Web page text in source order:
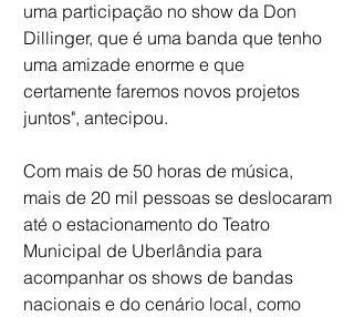
uma participação no show da Don
Dillinger, que é uma banda que tenho
uma amizade enorme e que
certamente faremos novos projetos
juntos", antecipou.
Com mais de 50 horas de música,
mais de 20 mil pessoas se deslocaram
até o estacionamento do Teatro
Municipal de Uberlândia para
acompanhar os shows de bandas
nacionais e do cenário local, como